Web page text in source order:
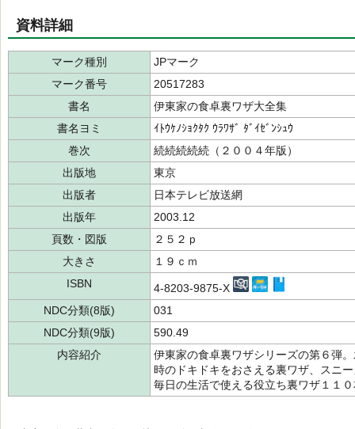
資料詳細
マーク種別
JPマーク
マーク番号
20517283
書名
伊東家の食卓裏ワザ大全集
書名ヨミ
ｲﾄｳｹﾉｼｮｸﾀｸ ｳﾗﾜｻﾞ ﾀﾞｲｾﾞﾝｼｭｳ
巻次
続続続続続（２００４年版）
出版地
東京
出版者
日本テレビ放送網
出版年
2003.12
頁数・図版
２５２ｐ
大きさ
１９ｃｍ
ISBN
4-8203-9875-X
NDC分類(8版)
031
NDC分類(9版)
590.49
内容紹介
伊東家の食卓裏ワザシリーズの第６弾
時のドキドキをおさえる裏ワザ、スニ
毎日の生活で使える役立ち裏ワザ１１